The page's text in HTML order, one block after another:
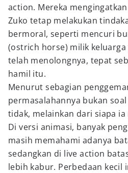
action. Mereka
Zuko tetap melakukan
bermoral, seperti mencuri
(ostrich horse) milik keluarga
telah menolongnya, tepat
hamil itu.
Menurut sebagian
permasalahannya bukan
tidak, melainkan dari siapa
Di versi animasi, banyak
masih memahami adanya
sedangkan di live action
lebih kabur. Perbedaan kecil